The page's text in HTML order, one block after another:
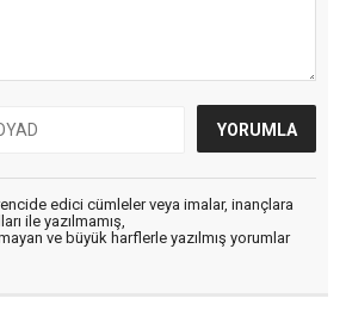
edici cümleler veya imalar, inançlara
ile yazılmamış,
ve büyük harflerle yazılmış yorumlar